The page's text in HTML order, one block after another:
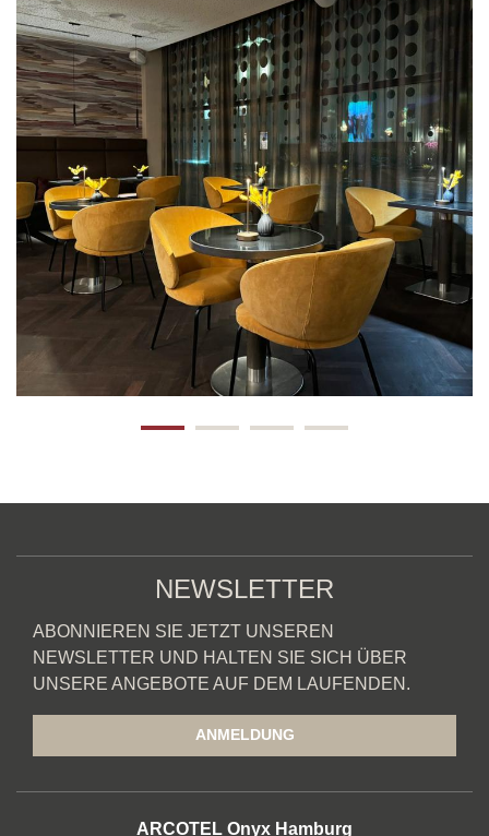
NEWSLETTER
ABONNIEREN SIE JETZT UNSEREN
NEWSLETTER UND HALTEN SIE SICH ÜBER
UNSERE ANGEBOTE AUF DEM LAUFENDEN.
ANMELDUNG
ARCOTEL Onyx Hamburg